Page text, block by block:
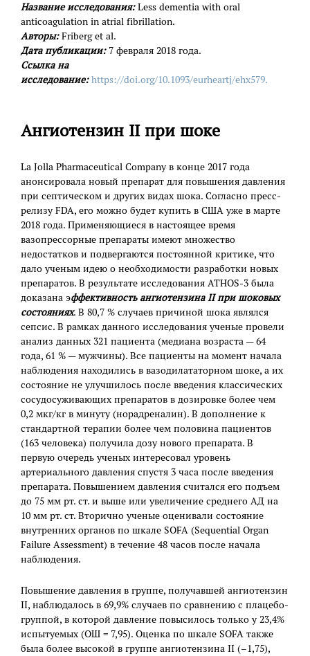
Название исследования:Less dementia with oral
anticoagulation in atrial fibrillation.
Авторы:Friberg et al.
Дата публикации:7 февраля 2018 года.
Ссылка на
исследование: https://doi.org/10.1093/eurheartj/ehx579.
Ангиотензин II при шоке
La Jolla Pharmaceutical Company в конце 2017 года
анонсировала новый препарат для повышения давления
при септическом и других видах шока. Согласно пресс-
релизу FDA, его можно будет купить в США уже в марте
2018 года. Применяющиеся в настоящее время
вазопрессорные препараты имеют множество
недостатков и подвергаются постоянной критике, что
дало ученым идею о необходимости разработки новых
препаратов. В результате исследования ATHOS-3 была
доказана эффективность ангиотензина II при шоковых
состояниях. В 80,7 % случаев причиной шока являлся
сепсис. В рамках данного исследования ученые провели
анализ данных 321 пациента (медиана возраста — 64
года, 61 % — мужчины). Все пациенты на момент начала
наблюдения находились в вазодилататорном шоке, а их
состояние не улучшилось после введения классических
сосудосуживающих препаратов в дозировке более чем
0,2 мкг/кг в минуту (норадреналин). В дополнение к
стандартной терапии более чем половина пациентов
(163 человека) получила дозу нового препарата. В
первую очередь ученых интересовал уровень
артериального давления спустя 3 часа после введения
препарата. Повышением давления считался его подъем
до 75 мм рт. ст. и выше или увеличение среднего АД на
10 мм рт. ст. Вторично ученые оценивали состояние
внутренних органов по шкале SOFA (Sequential Organ
Failure Assessment) в течение 48 часов после начала
наблюдения.
Повышение давления в группе, получавшей ангиотензин
II, наблюдалось в 69,9% случаев по сравнению с плацебо-
группой, в которой давление повысилось только у 23,4%
испытуемых (OШ = 7,95). Оценка по шкале SOFA также
была более высокой в группе ангиотензина II (–1,75),